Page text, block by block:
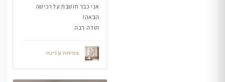
אני כבר חושבת על רכישה
הבאה!
תודה רבה
צמיחה עדינה